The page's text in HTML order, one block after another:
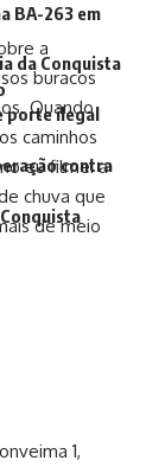
BA-263 em
da Conquista
porte ilegal
contra
a
buracos
Quando
caminhos
eu filmei a
chuva que
de meio
1,